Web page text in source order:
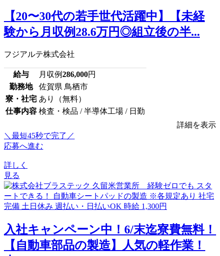
【20〜30代の若手世代活躍中】【未経
験から月収例28.6万円◎組立後の半...
フジアルテ株式会社
給与 月収例286,000円
勤務地
佐賀県 鳥栖市
寮・社宅 あり（無料）
仕事内容 検査・検品 / 半導体工場 / 日勤
詳細を表示
＼最短45秒で完了／
応募へ進む
詳しく
見る
入社キャンペーン中！6/末迄寮費無料！
【自動車部品の製造】人気の軽作業！